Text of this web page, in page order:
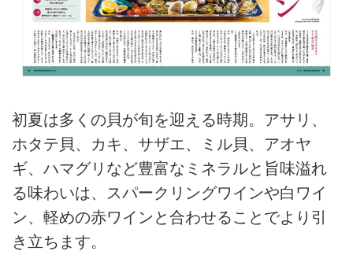
初夏は多くの貝が旬を迎える時期。アサリ、
ホタテ貝、カキ、サザエ、ミル貝、アオヤ
ギ、ハマグリなど豊富なミネラルと旨味溢れ
る味わいは、スパークリングワインや白ワイ
ン、軽めの赤ワインと合わせることでより引
き立ちます。